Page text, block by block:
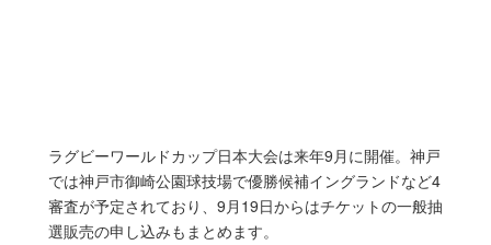
ラグビーワールドカップ日本大会は来年9月に開催。神戸
では神戸市御崎公園球技場で優勝候補イングランドなど4
審査が予定されており、9月19日からはチケットの一般抽
選販売の申し込みもまとめます。